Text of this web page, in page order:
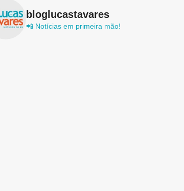
bloglucastavares
📲 Notícias em primeira mão!